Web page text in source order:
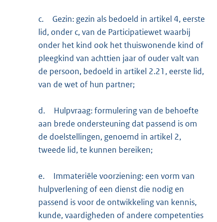
c.
Gezin: gezin als bedoeld in artikel 4, eerste
lid, onder c, van de Participatiewet waarbij
onder het kind ook het thuiswonende kind of
pleegkind van achttien jaar of ouder valt van
de persoon, bedoeld in artikel 2.21, eerste lid,
van de wet of hun partner;
d.
Hulpvraag: formulering van de behoefte
aan brede ondersteuning dat passend is om
de doelstellingen, genoemd in artikel 2,
tweede lid, te kunnen bereiken;
e.
Immateriële voorziening: een vorm van
hulpverlening of een dienst die nodig en
passend is voor de ontwikkeling van kennis,
kunde, vaardigheden of andere competenties